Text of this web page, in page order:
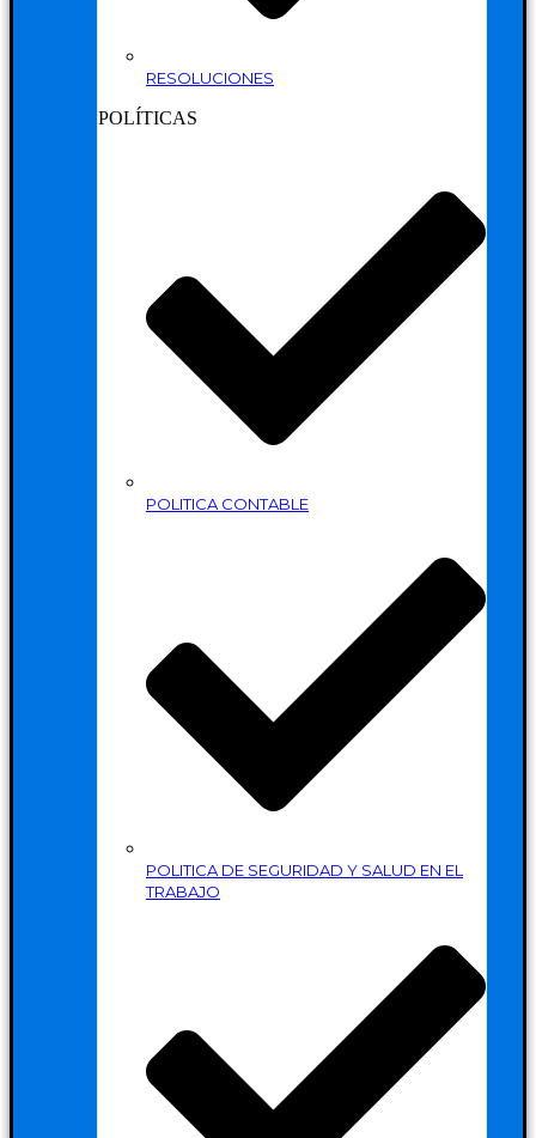
RESOLUCIONES
POLÍTICAS
POLITICA CONTABLE
POLITICA DE SEGURIDAD Y SALUD EN EL
TRABAJO